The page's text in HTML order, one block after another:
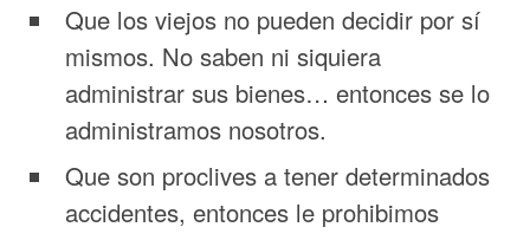
Que los viejos no pueden decidir por sí
mismos. No saben ni siquiera
administrar sus bienes… entonces se lo
administramos nosotros.
Que son proclives a tener determinados
accidentes, entonces le prohibimos